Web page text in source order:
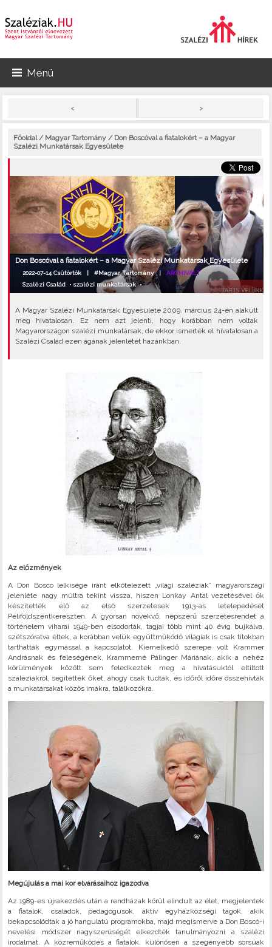
Menü
< >
Főoldal/ Magyar Tartomány / Don Boscóval a fiatalokért – a Magyar
Szalézi Munkatársak Egyesülete
Don Boscóval a fiatalokért – a Magyar Szalézi Munkatársak Egyesülete
2022-07-14 Csütörtök |#Magyar Tartomány|ARCHIVÁLT
Szalézi Család •szalézi munkatársak•
A Magyar Szalézi Munkatársak Egyesülete 2009. március 24-én alakult
meg hivatalosan. Ez nem azt jelenti, hogy korábban nem voltak
Magyarországon szalézi munkatársak, de ekkor ismerték el hivatalosan a
Szalézi Család ezen ágának jelenlétét hazánkban.
Az előzmények
A Don Bosco lelkisége iránt elkötelezett „világi szaléziak” magyarországi
jelenléte nagy múltra tekint vissza, hiszen Lonkay Antal vezetésével ők
készítették elő az első szerzetesek 1913-as letelepedését
Péliföldszentkereszten. A gyorsan növekvő, népszerű szerzetesrendet a
történelem viharai 1949-ben elsodorták, tagjai több mint 40 évig bujkálva,
szétszóratva éltek, a korábban velük együttműködő világiak is csak titokban
tarthatták egymással a kapcsolatot. Kiemelkedő szerepe volt Krammer
Andrásnak és feleségének, Krammerné Pálinger Máriának, akik a nehéz
körülmények között sem feledkeztek meg a hivatásuktól eltiltott
szaléziakról, segítették őket, ahogy csak tudták, és időről időre összehívták
a munkatársakat közös imákra, találkozókra.
Megújulás a mai kor elvárásaihoz igazodva
Az 1989-es újrakezdés után a rendházak körül elindult az élet, megjelentek
a fiatalok, családok, pedagógusok, aktív egyházközségi tagok, akik
bekapcsolódtak a jó hangulatú programokba, majd megismerve a Don Boscó-i
nevelési módszer nagyszerűségét elkezdték tanulmányozni a szalézi
irodalmat. A közreműködés a fiatalok, különösen a szegényebb sorsúak